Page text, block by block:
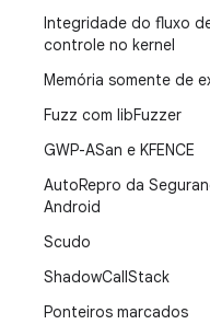
Integridade do fluxo
controle no kernel
Memória somente de
Fuzz com libFuzzer
GWP-ASan e KFENCE
AutoRepro da
Android
Scudo
ShadowCallStack
Ponteiros marcados